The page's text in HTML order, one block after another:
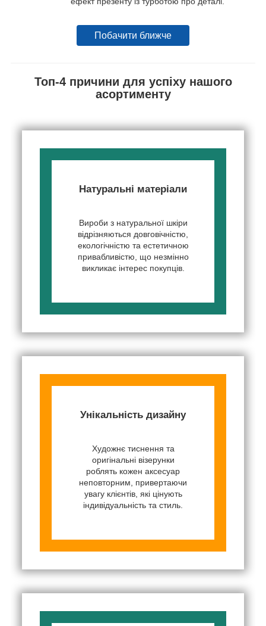
Побачити ближче
Топ-4 причини для успіху нашого
асортименту
Натуральні матеріали
Вироби з натуральної шкіри
відрізняються довговічністю,
екологічністю та естетичною
привабливістю, що незмінно
викликає інтерес покупців.
Унікальність дизайну
Художнє тиснення та
оригінальні візерунки
роблять кожен аксесуар
неповторним, привертаючи
увагу клієнтів, які цінують
індивідуальність та стиль.